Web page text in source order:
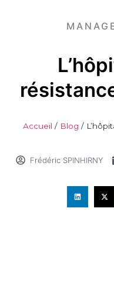
Accueil / Blog /
Frédéric SPINHIRNY